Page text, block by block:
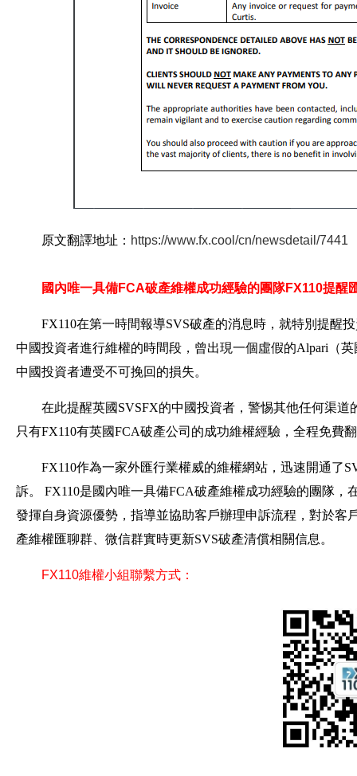
原文翻譯地址： https://www.fx.cool/cn/newsdetail/7441
國內唯一具備FCA破產維權成功經驗的團隊FX110提醒
FX110在第一時間報導SVS破產的消息時，就特別提醒
中國投資者進行維權的時間段，曾出現一個虛假的Alpari（
中國投資者遭受不可挽回的損失。
在此提醒英國SVSFX的中國投資者，警惕其他任何渠
只有FX110有英國FCA破產公司的成功維權經驗，全程免費
FX110作為一家外匯行業權威的維權網站，迅速開通了
訴。 FX110是國內唯一具備FCA破產維權成功經驗的團隊，
發揮自身資源優勢，指導並協助客戶辦理申訴流程，對於客
產維權匯聊群、微信群實時更新SVS破產清償相關信息。
FX110維權小組聯繫方式：